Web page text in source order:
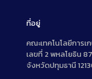
ที่อยู่
คณะเทคโนโลยีการ
เลขที่ 2 พหลโยธิน
จังหวัดปทุมธานี